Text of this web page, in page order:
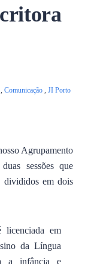
, Comunicação , JI Porto
Agrupamento
sessões que
divididos em dois
licenciada em
da Língua
a infância e